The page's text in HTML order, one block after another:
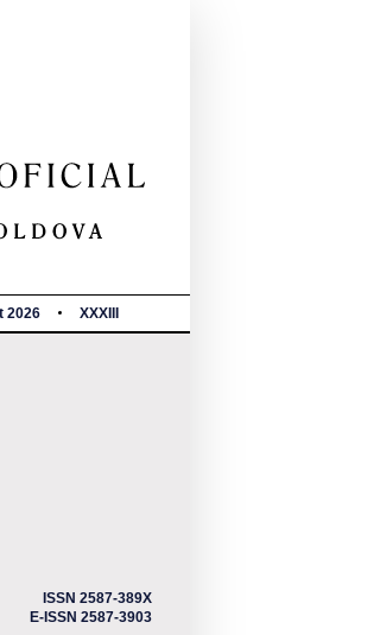
2026 XXXIII
ISSN 2587-389X
E-ISSN 2587-3903